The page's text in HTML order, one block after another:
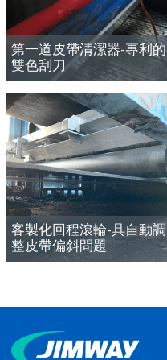
第一道皮帶清潔器-專利的
雙色刮刀
IMPROVING
PRODUCTIVITY
客製化回程滾輪-具自動調
整皮帶偏斜問題
PRODUCTIVITY